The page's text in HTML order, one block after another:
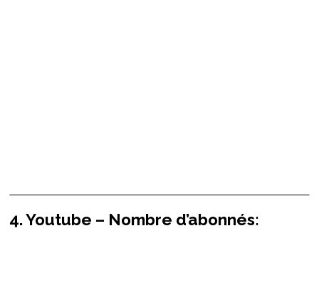
4. Youtube – Nombre d’abonnés: